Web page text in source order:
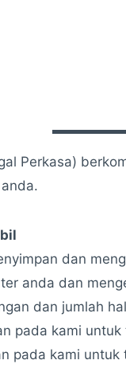
Perkasa)
dan
anda dan
dan jumlah
pada kami
pada kami